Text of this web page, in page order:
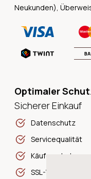
Neukunden),
Optimaler
Sicherer Einkauf
Datenschutz
Servicequalität
Käuferschutz
SSL-